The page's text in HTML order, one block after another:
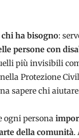
chi ha bisogno:
persone con
più invisibili
Protezione
sapere chi
persona
della comunità.